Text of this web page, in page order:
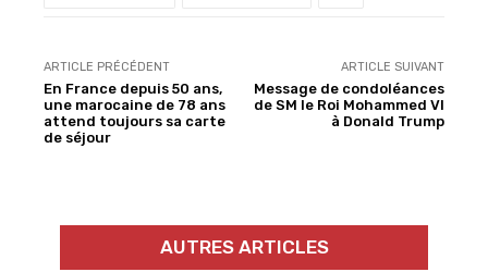
ARTICLE PRÉCÉDENT
En France depuis 50 ans,
une marocaine de 78 ans
attend toujours sa carte
de séjour
ARTICLE SUIVANT
Message de condoléances
de SM le Roi Mohammed VI
à Donald Trump
AUTRES ARTICLES